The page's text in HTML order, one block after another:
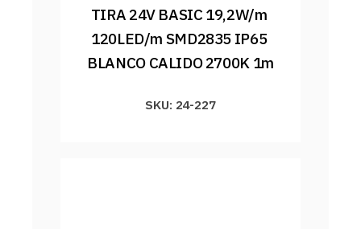
TIRA 24V BASIC 19,2W/m
120LED/m SMD2835 IP65
BLANCO CALIDO 2700K 1m
SKU: 24-227